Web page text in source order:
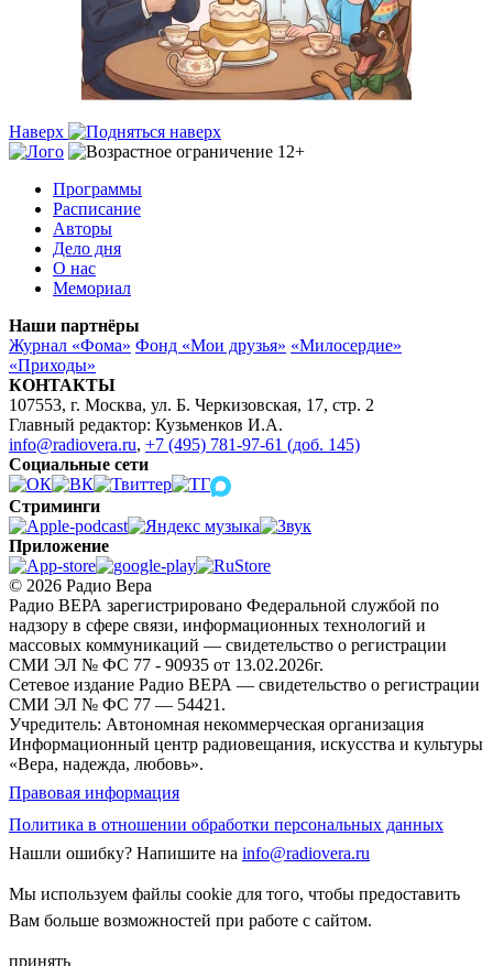
Наверх
Программы
Расписание
Авторы
Дело дня
О нас
Мемориал
Наши партнёры
Журнал «Фома» Фонд «Мои друзья» «Милосердие»
«Приходы»
КОНТАКТЫ
107553, г. Москва, ул. Б. Черкизовская, 17, стр. 2
Главный редактор: Кузьменков И.А.
info@radiovera.ru, +7 (495) 781-97-61 (доб. 145)
Социальные сети
Стриминги
Приложение
© 2026 Радио Вера
Радио ВЕРА зарегистрировано Федеральной службой по
надзору в сфере связи, информационных технологий и
массовых коммуникаций — свидетельство о регистрации
СМИ ЭЛ № ФС 77 - 90935 от 13.02.2026г.
Сетевое издание Радио ВЕРА — свидетельство о регистрации
СМИ ЭЛ № ФС 77 — 54421.
Учредитель: Автономная некоммерческая организация
Информационный центр радиовещания, искусства и культуры
«Вера, надежда, любовь».
Правовая информация
Политика в отношении обработки персональных данных
Нашли ошибку? Напишите на info@radiovera.ru
Мы используем файлы cookie для того, чтобы предоставить
Вам больше возможностей при работе с сайтом.
принять